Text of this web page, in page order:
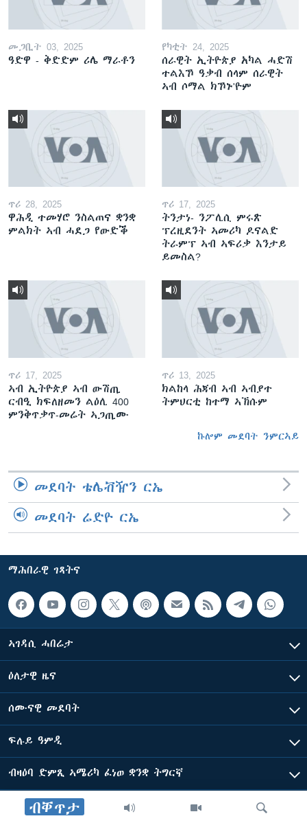
ብቐጥታ
መጋቢት 03, 2025
ዓድዋ - ቅድድም ሪሌ ማራቶን
የካቲት 24, 2025
ሰራዊት ኢትዮጵያ አካል ሓድሽ
ተልእኾ ዓቃብ ሰላም ሰራዊት
ኣብ ሶማል ክኾኑ'ዮም
ጥሪ 28, 2025
ዋሕዲ ተመሃሮ ንስልጠና ቋንቋ
ምልክት ኣብ ሓደጋ የውድቕ
ጥሪ 17, 2025
ትንታነ- ንፖሊሲ ምሩጽ
ፕረዚደንት ኣመሪካ ዶናልድ
ትራምፕ ኣብ ኣፍሪቃ እንታይ
ይመስል?
ጥሪ 17, 2025
ኣብ ኢትዮጵያ ኣብ ውሽጢ
ርብዒ ክፍለዘመን ልዕሊ 400
ምንቅጥቃጥ-መሬት ኣጋጢሙ
ጥሪ 13, 2025
ክልከላ ሕጃብ ኣብ ኣብያተ
ትምህርቲ ከተማ ኣኽሱም
ኩሎም መደባት ንምርኣይ
መደባት ቴሌቭዥን ርኤ
መደባት ሬድዮ ርኤ
ማሕበራዊ ገጻትና
ኣገዳሲ ሓበሬታ
ዕለታዊ ዜና
ሰሙናዊ መደባት
ፍሉይ ዓምዲ
ብዛዕባ ድምጺ ኣሜሪካ ፈነወ ቋንቋ ትግርኛ
ድምጺ ኣመሪካ ብመሰል ጸሓፊ ዝተሓለወዩ።